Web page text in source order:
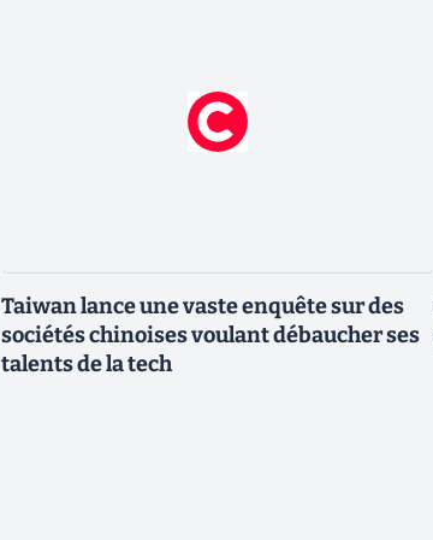
Taiwan lance une vaste enquête sur des
sociétés chinoises voulant débaucher ses
talents de la tech